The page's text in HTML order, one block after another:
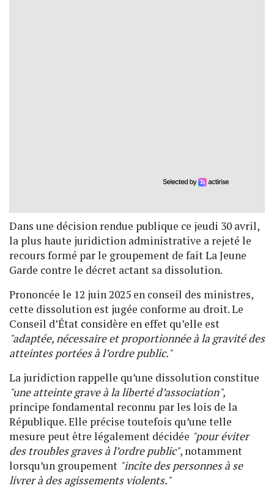
Dans une décision rendue publique ce jeudi 30 avril,
la plus haute juridiction administrative a rejeté le
recours formé par le groupement de fait La Jeune
Garde contre le décret actant sa dissolution.
Prononcée le 12 juin 2025 en conseil des ministres,
cette dissolution est jugée conforme au droit. Le
Conseil d’État considère en effet qu’elle est
"adaptée, nécessaire et proportionnée à la gravité des
atteintes portées à l’ordre public."
La juridiction rappelle qu’une dissolution constitue
"une atteinte grave à la liberté d’association",
principe fondamental reconnu par les lois de la
République. Elle précise toutefois qu’une telle
mesure peut être légalement décidée "pour éviter
des troubles graves à l’ordre public", notamment
lorsqu’un groupement "incite des personnes à se
livrer à des agissements violents."